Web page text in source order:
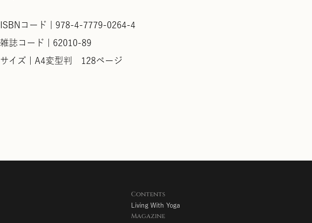
ISBNコード | 978-4-7779-0264-4
雑誌コード | 62010-89
サイズ | A4変型判 128ページ
Contents
Living With Yoga
Magazine